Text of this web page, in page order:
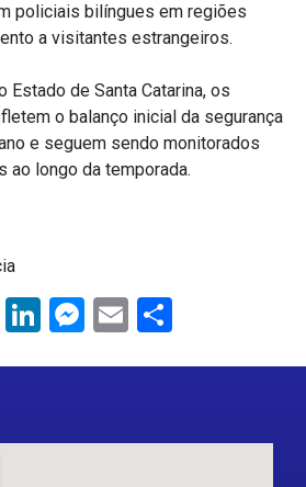
policiais bilíngues em regiões
a visitantes estrangeiros.
Estado de Santa Catarina, os
o balanço inicial da segurança
e seguem sendo monitorados
ao longo da temporada.
Telegram
LinkedIn
Messenger
Email